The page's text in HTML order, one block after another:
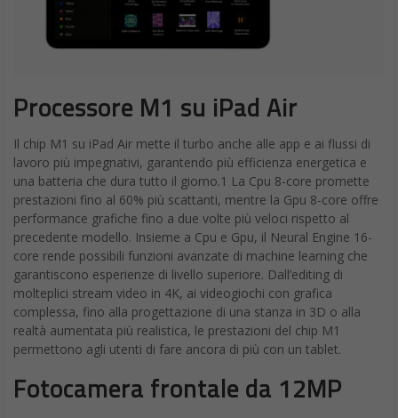
Processore M1 su iPad Air
Il chip M1 su iPad Air mette il turbo anche alle app e ai flussi di
lavoro più impegnativi, garantendo più efficienza energetica e
una batteria che dura tutto il giorno.1 La Cpu 8-core promette
prestazioni fino al 60% più scattanti, mentre la Gpu 8-core offre
performance grafiche fino a due volte più veloci rispetto al
precedente modello. Insieme a Cpu e Gpu, il Neural Engine 16-
core rende possibili funzioni avanzate di machine learning che
garantiscono esperienze di livello superiore. Dall’editing di
molteplici stream video in 4K, ai videogiochi con grafica
complessa, fino alla progettazione di una stanza in 3D o alla
realtà aumentata più realistica, le prestazioni del chip M1
permettono agli utenti di fare ancora di più con un tablet.
Fotocamera frontale da 12MP